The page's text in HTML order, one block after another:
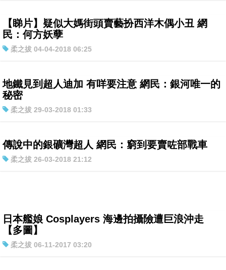
【睇片】疑似大媽街頭賣藝扮西洋木偶小丑 網
民：何方妖孽
柔之拔 04-04-2018 06:25
地鐵見到超人迪加 有咩要注意 網民：銀河唯一的
秘密
柔之拔 29-03-2018 01:33
傳說中的銀礦灣超人 網民：窮到要賣咗部戰車
柔之拔 26-03-2018 21:12
日本艦娘 Cosplayers 海邊拍攝險遭巨浪沖走
【多圖】
柔之拔 06-11-2017 03:20